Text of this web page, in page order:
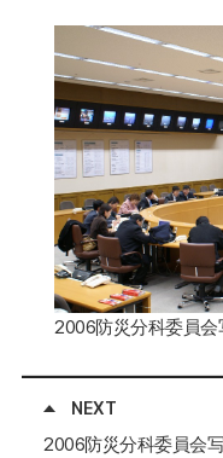
2006防災分科委員会
NEXT
2006防災分科委員会